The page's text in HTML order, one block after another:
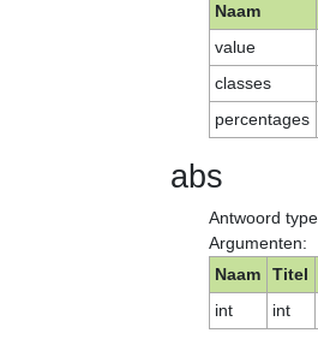
Naam
value
classes
percentages
abs
Antwoord
Argumenten:
Naam
Titel
int
int